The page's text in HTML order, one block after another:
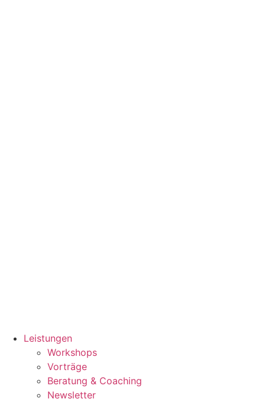
Leistungen
Workshops
Vorträge
Beratung & Coaching
Newsletter